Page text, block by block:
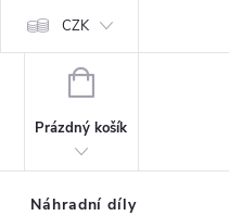
CZK
NÁKUPNÍ
Prázdný košík
Náhradní díly